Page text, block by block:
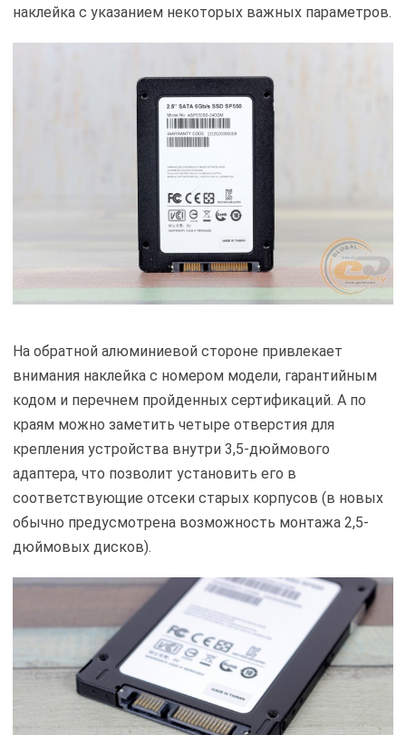
наклейка с указанием некоторых важных параметров.
На обратной алюминиевой стороне привлекает
внимания наклейка с номером модели, гарантийным
кодом и перечнем пройденных сертификаций. А по
краям можно заметить четыре отверстия для
крепления устройства внутри 3,5-дюймового
адаптера, что позволит установить его в
соответствующие отсеки старых корпусов (в новых
обычно предусмотрена возможность монтажа 2,5-
дюймовых дисков).